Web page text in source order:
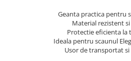
Geanta practica pentru
Material rezistent
Protectie eficienta la
Ideala pentru scaunul
Usor de transportat